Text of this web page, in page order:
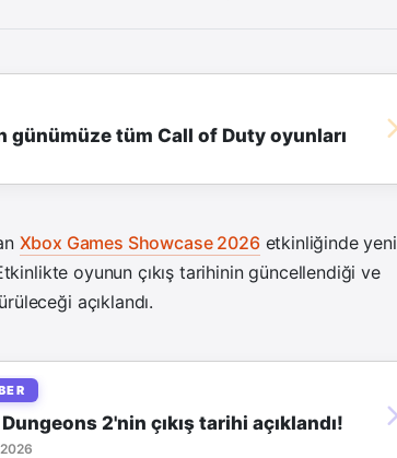
günümüze tüm Call of Duty oyunları
Xbox Games Showcase 2026etkinliğinde yeni
oyunun çıkış tarihinin güncellendiği ve
açıklandı.
2'nin çıkış tarihi açıklandı!